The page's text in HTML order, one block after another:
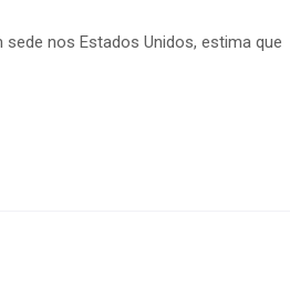
nos Estados Unidos, estima que